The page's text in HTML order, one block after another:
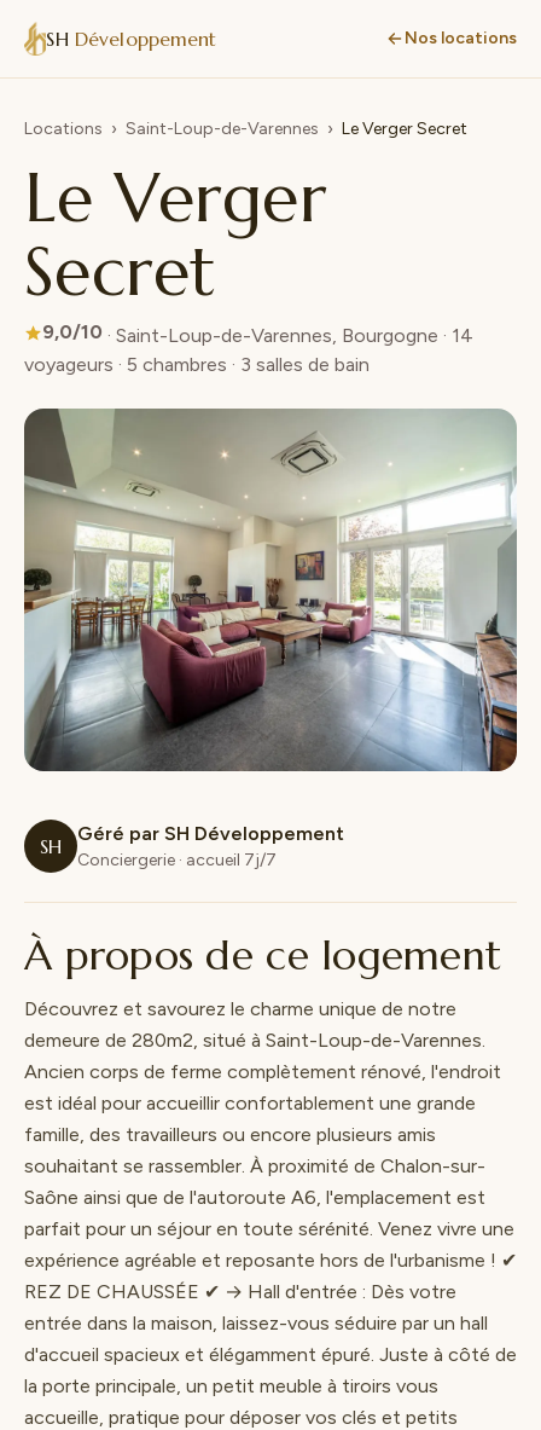
SH Développement Nos locations
Locations › Saint-Loup-de-Varennes › Le Verger Secret
Le Verger
Secret
9,0/10 · Saint-Loup-de-Varennes, Bourgogne · 14
voyageurs · 5 chambres · 3 salles de bain
SH
Géré par SH Développement
Conciergerie · accueil 7j/7
À propos de ce logement
Découvrez et savourez le charme unique de notre
demeure de 280m2, situé à Saint-Loup-de-Varennes.
Ancien corps de ferme complètement rénové, l'endroit
est idéal pour accueillir confortablement une grande
famille, des travailleurs ou encore plusieurs amis
souhaitant se rassembler. À proximité de Chalon-sur-
Saône ainsi que de l'autoroute A6, l'emplacement est
parfait pour un séjour en toute sérénité. Venez vivre une
expérience agréable et reposante hors de l'urbanisme ! ✔
REZ DE CHAUSSÉE ✔ → Hall d'entrée : Dès votre
entrée dans la maison, laissez-vous séduire par un hall
d'accueil spacieux et élégamment épuré. Juste à côté de
la porte principale, un petit meuble à tiroirs vous
accueille, pratique pour déposer vos clés et petits